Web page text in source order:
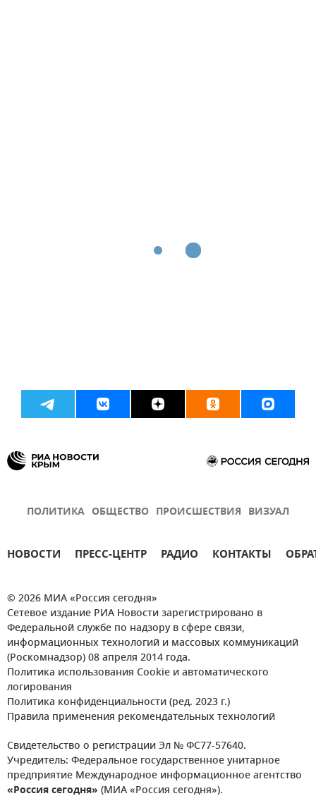
ПОЛИТИКА ОБЩЕСТВО ПРОИСШЕСТВИЯ ВИЗУАЛ
НОВОСТИ ПРЕСС-ЦЕНТР РАДИО КОНТАКТЫ
© 2026 МИА «Россия сегодня»
Сетевое издание РИА Новости зарегистрировано в
Федеральной службе по надзору в сфере связи,
информационных технологий и массовых коммуникаций
(Роскомнадзор) 08 апреля 2014 года.
Политика использования Cookie и автоматического
логирования
Политика конфиденциальности (ред. 2023 г.)
Правила применения рекомендательных технологий
Свидетельство о регистрации Эл № ФС77-57640.
Учредитель: Федеральное государственное унитарное
предприятие Международное информационное агентство
«Россия сегодня» (МИА «Россия сегодня»).